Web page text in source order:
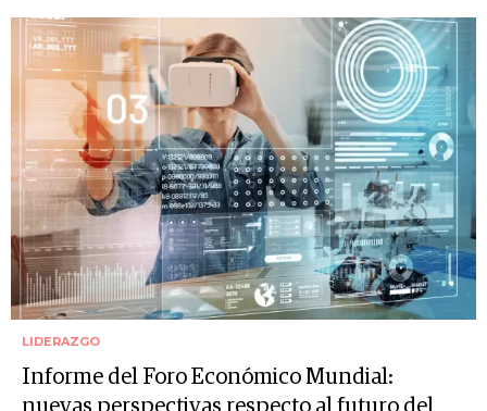
LIDERAZGO
Informe del Foro Económico Mundial:
nuevas perspectivas respecto al futuro del